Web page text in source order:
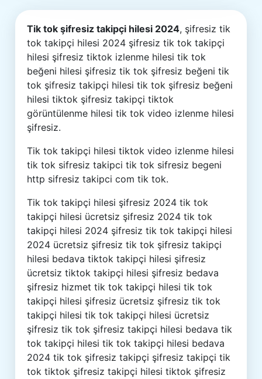
Tik tok şifresiz takipçi hilesi 2024, şifresiz tik
tok takipçi hilesi 2024 şifresiz tik tok takipçi
hilesi şifresiz tiktok izlenme hilesi tik tok
beğeni hilesi şifresiz tik tok şifresiz beğeni tik
tok şifresiz takipçi hilesi tik tok şifresiz beğeni
hilesi tiktok şifresiz takipçi tiktok
görüntülenme hilesi tik tok video izlenme hilesi
şifresiz.
Tik tok takipçi hilesi tiktok video izlenme hilesi
tik tok sifresiz takipci tik tok sifresiz begeni
http sifresiz takipci com tik tok.
Tik tok takipçi hilesi şifresiz 2024 tik tok
takipçi hilesi ücretsiz şifresiz 2024 tik tok
takipçi hilesi 2024 şifresiz tik tok takipçi hilesi
2024 ücretsiz şifresiz tik tok şifresiz takipçi
hilesi bedava tiktok takipçi hilesi şifresiz
ücretsiz tiktok takipçi hilesi şifresiz bedava
şifresiz hizmet tik tok takipçi hilesi tik tok
takipçi hilesi şifresiz ücretsiz şifresiz tik tok
takipçi hilesi tik tok takipçi hilesi ücretsiz
şifresiz tik tok şifresiz takipçi hilesi bedava tik
tok takipçi hilesi tik tok takipçi hilesi bedava
2024 tik tok şifresiz takipçi şifresiz takipçi tik
tok tiktok şifresiz takipçi hilesi tiktok şifresiz